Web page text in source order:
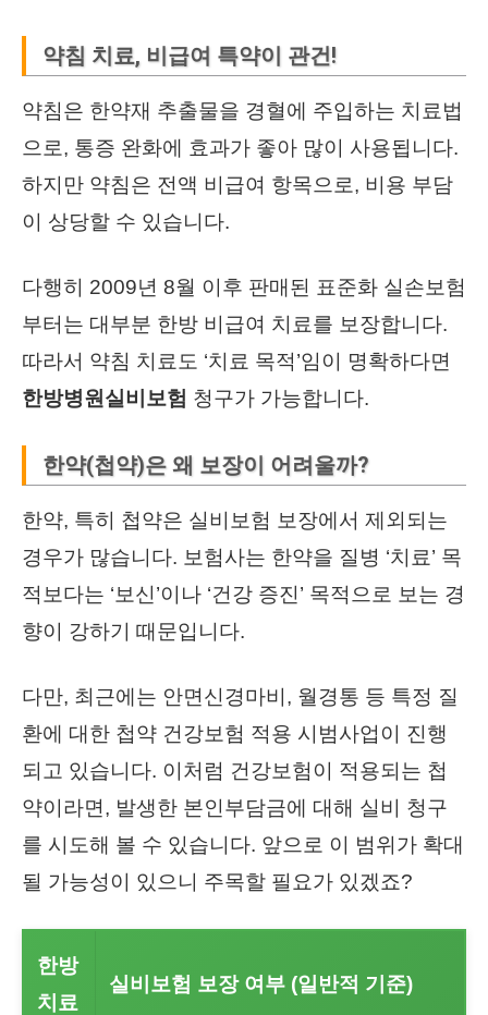
약침 치료, 비급여 특약이 관건!
약침은 한약재 추출물을 경혈에 주입하는 치료법
으로, 통증 완화에 효과가 좋아 많이 사용됩니다.
하지만 약침은 전액 비급여 항목으로, 비용 부담
이 상당할 수 있습니다.
다행히 2009년 8월 이후 판매된 표준화 실손보험
부터는 대부분 한방 비급여 치료를 보장합니다.
따라서 약침 치료도 ‘치료 목적’임이 명확하다면
한방병원실비보험 청구가 가능합니다.
한약(첩약)은 왜 보장이 어려울까?
한약, 특히 첩약은 실비보험 보장에서 제외되는
경우가 많습니다. 보험사는 한약을 질병 ‘치료’ 목
적보다는 ‘보신’이나 ‘건강 증진’ 목적으로 보는 경
향이 강하기 때문입니다.
다만, 최근에는 안면신경마비, 월경통 등 특정 질
환에 대한 첩약 건강보험 적용 시범사업이 진행
되고 있습니다. 이처럼 건강보험이 적용되는 첩
약이라면, 발생한 본인부담금에 대해 실비 청구
를 시도해 볼 수 있습니다. 앞으로 이 범위가 확대
될 가능성이 있으니 주목할 필요가 있겠죠?
한방
치료
실비보험 보장 여부 (일반적 기준)